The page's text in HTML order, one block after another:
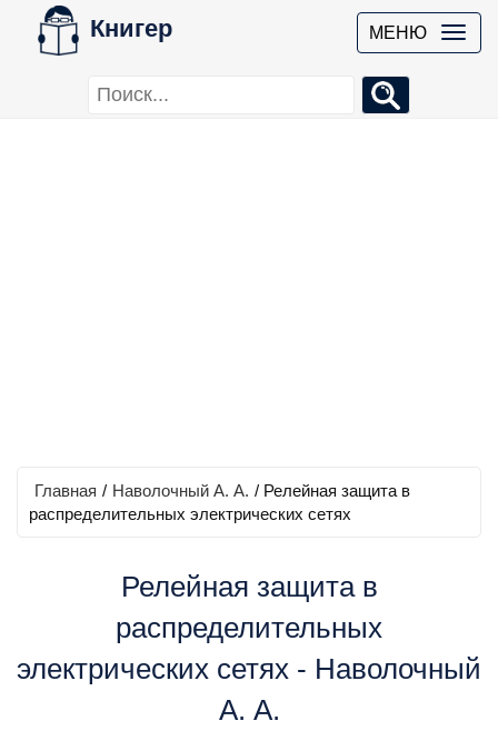
Книгер МЕНЮ
Главная / Наволочный А. А. / Релейная защита в
распределительных электрических сетях
Релейная защита в
распределительных
электрических сетях - Наволочный
А. А.